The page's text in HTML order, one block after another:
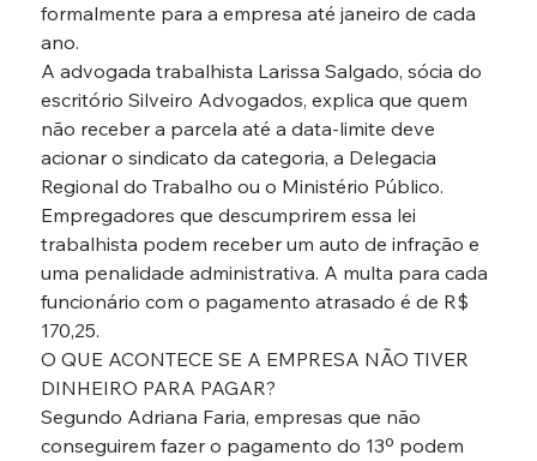
formalmente para a empresa até janeiro de cada
ano.
A advogada trabalhista Larissa Salgado, sócia do
escritório Silveiro Advogados, explica que quem
não receber a parcela até a data-limite deve
acionar o sindicato da categoria, a Delegacia
Regional do Trabalho ou o Ministério Público.
Empregadores que descumprirem essa lei
trabalhista podem receber um auto de infração e
uma penalidade administrativa. A multa para cada
funcionário com o pagamento atrasado é de R$
170,25.
O QUE ACONTECE SE A EMPRESA NÃO TIVER
DINHEIRO PARA PAGAR?
Segundo Adriana Faria, empresas que não
conseguirem fazer o pagamento do 13º podem